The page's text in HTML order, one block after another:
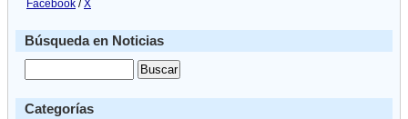
Facebook /X
Búsqueda en Noticias
Categorías